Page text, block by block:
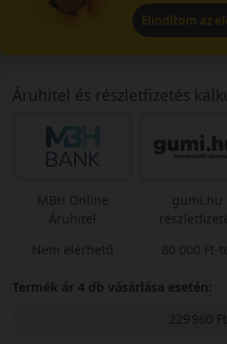
Elindítom az
Áruhitel és részletfizetés
MBH Online
Áruhitel
Nem elérhető
gumi.hu
80 000 Ft-
Termék ár 4 db vásárlása esetén:
229 960 Ft